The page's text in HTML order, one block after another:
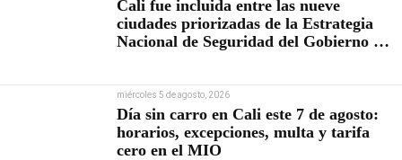
Cali fue incluida entre las nueve
ciudades priorizadas de la Estrategia
Nacional de Seguridad del Gobierno de
miércoles 5 de agosto, 2026
Día sin carro en Cali este 7 de agosto:
horarios, excepciones, multa y tarifa
cero en el MIO